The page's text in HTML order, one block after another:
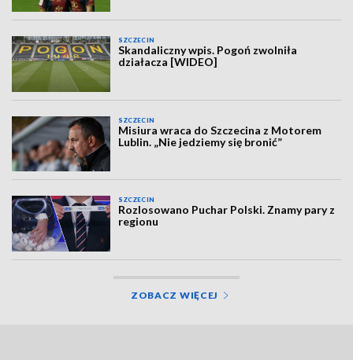
SZCZECIN
Skandaliczny wpis. Pogoń zwolniła
działacza [WIDEO]
SZCZECIN
Misiura wraca do Szczecina z Motorem
Lublin. „Nie jedziemy się bronić”
SZCZECIN
Rozlosowano Puchar Polski. Znamy pary z
regionu
ZOBACZ WIĘCEJ